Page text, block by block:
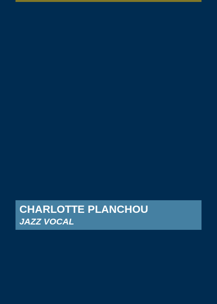
CHARLOTTE PLANCHOU
JAZZ VOCAL